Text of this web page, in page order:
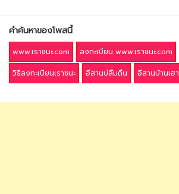
คำค้นหาของโพสนี้
www.เราชนะ.com ลงทะเบียน www.เราชนะ.com
วิธีลงทะเบียนเราชนะ
อีสานบ่ลืมถิ่น อีสานบ้านเฮา